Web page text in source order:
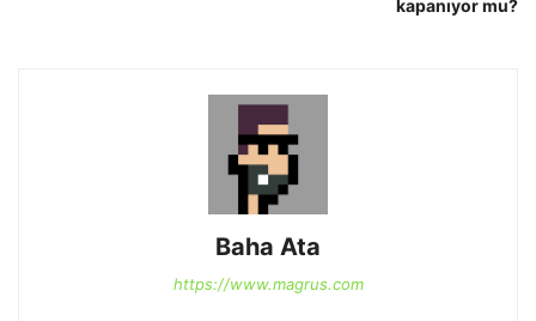
kapanıyor mu?
Baha Ata
https://www.magrus.com